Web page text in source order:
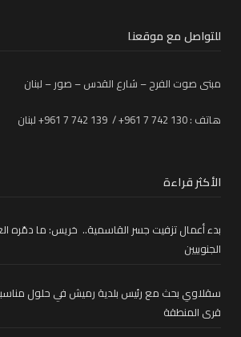
للتواصل مع موقعنا
مبنى صوت الفرح – شارع القدس – صور – لبنان
هاتف : 130 742 7 961+ / 139 742 7 961+ لبنان
الأكثر قراءة
بدء أعمال تزفيت جسر القاسمية.. خريس: ما دمّره
الجنوبيين
سقلاوي بحث مع رئيس بلدية رميش في حلول
قرى المنطقة